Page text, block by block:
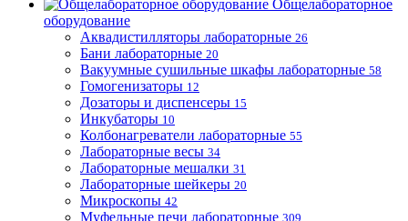
Общелабораторное
оборудование
Аквадистилляторы лабораторные 26
Бани лабораторные 20
Вакуумные сушильные шкафы лабораторные 58
Гомогенизаторы 12
Дозаторы и диспенсеры 15
Инкубаторы 10
Колбонагреватели лабораторные 55
Лабораторные весы 34
Лабораторные мешалки 31
Лабораторные шейкеры 20
Микроскопы 42
Муфельные печи лабораторные 309